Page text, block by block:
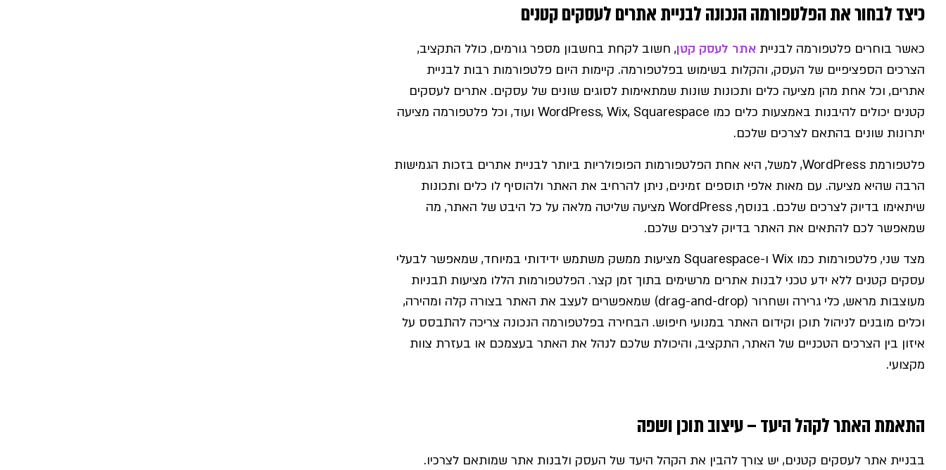
כיצד לבחור את הפלטפורמה הנכונה לבניית אתרים לעסקים קטנים
כאשר בוחרים פלטפורמה לבניית אתר לעסק קטן, חשוב לקחת בחשבון מספר גורמים, כולל התקציב,
הצרכים הספציפיים של העסק, והקלות בשימוש בפלטפורמה. קיימות היום פלטפורמות רבות לבניית
אתרים, וכל אחת מהן מציעה כלים ותכונות שונות שמתאימות לסוגים שונים של עסקים. אתרים לעסקים
קטנים יכולים להיבנות באמצעות כלים כמו WordPress, Wix, Squarespace ועוד, וכל פלטפורמה מציעה
יתרונות שונים בהתאם לצרכים שלכם.
פלטפורמת WordPress, למשל, היא אחת הפלטפורמות הפופולריות ביותר לבניית אתרים בזכות הגמישות
הרבה שהיא מציעה. עם מאות אלפי תוספים זמינים, ניתן להרחיב את האתר ולהוסיף לו כלים ותכונות
שיתאימו בדיוק לצרכים שלכם. בנוסף, WordPress מציעה שליטה מלאה על כל היבט של האתר, מה
שמאפשר לכם להתאים את האתר בדיוק לצרכים שלכם.
מצד שני, פלטפורמות כמו Wix ו-Squarespace מציעות ממשק משתמש ידידותי במיוחד, שמאפשר לבעלי
עסקים קטנים ללא ידע טכני לבנות אתרים מרשימים בתוך זמן קצר. הפלטפורמות הללו מציעות תבניות
מעוצבות מראש, כלי גרירה ושחרור (drag-and-drop) שמאפשרים לעצב את האתר בצורה קלה ומהירה,
וכלים מובנים לניהול תוכן וקידום האתר במנועי חיפוש. הבחירה בפלטפורמה הנכונה צריכה להתבסס על
איזון בין הצרכים הטכניים של האתר, התקציב, והיכולת שלכם לנהל את האתר בעצמכם או בעזרת צוות
מקצועי.
התאמת האתר לקהל היעד – עיצוב תוכן ושפה
בבניית אתר לעסקים קטנים, יש צורך להבין את הקהל היעד של העסק ולבנות אתר שמותאם לצרכיו.